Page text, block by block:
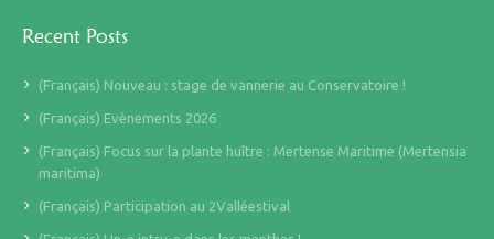
Recent Posts
(Français) Nouveau : stage de vannerie au Conservatoire !
(Français) Evènements 2026
(Français) Focus sur la plante huître : Mertense Maritime (Mertensia
maritima)
(Français) Participation au 2Valléestival